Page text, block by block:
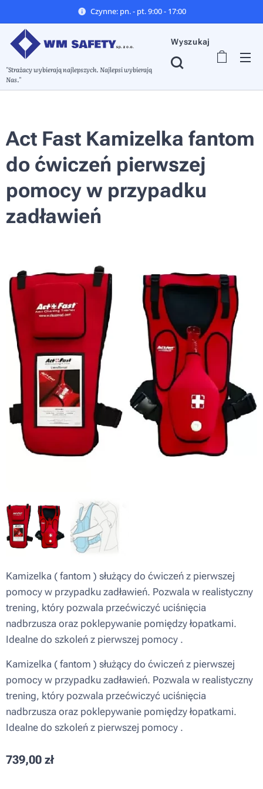
Czynne: pn. - pt. 9:00 - 17:00
"Strażacy wybierają najlepszych. Najlepsi wybierają
Nas."
Wyszukaj
Act Fast Kamizelka fantom
do ćwiczeń pierwszej
pomocy w przypadku
zadławień
Kamizelka ( fantom ) służący do ćwiczeń z pierwszej
pomocy w przypadku zadławień. Pozwala w realistyczny
trening, który pozwala przećwiczyć uciśnięcia
nadbrzusza oraz poklepywanie pomiędzy łopatkami.
Idealne do szkoleń z pierwszej pomocy .
Kamizelka ( fantom ) służący do ćwiczeń z pierwszej
pomocy w przypadku zadławień. Pozwala w realistyczny
trening, który pozwala przećwiczyć uciśnięcia
nadbrzusza oraz poklepywanie pomiędzy łopatkami.
Idealne do szkoleń z pierwszej pomocy .
739,00 zł